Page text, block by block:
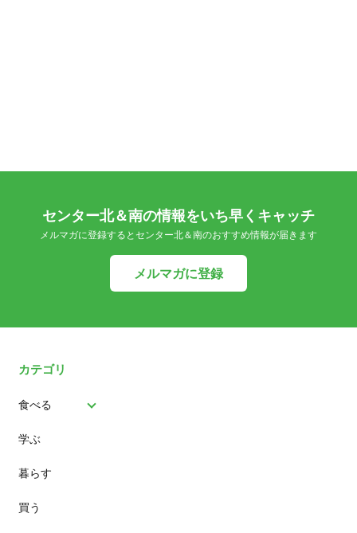
センター北＆南の情報をいち早くキャッチ
メルマガに登録するとセンター北＆南のおすすめ情報が届きます
メルマガに登録
カテゴリ
食べる
パン
スイーツ
ランチ
学ぶ
暮らす
買う